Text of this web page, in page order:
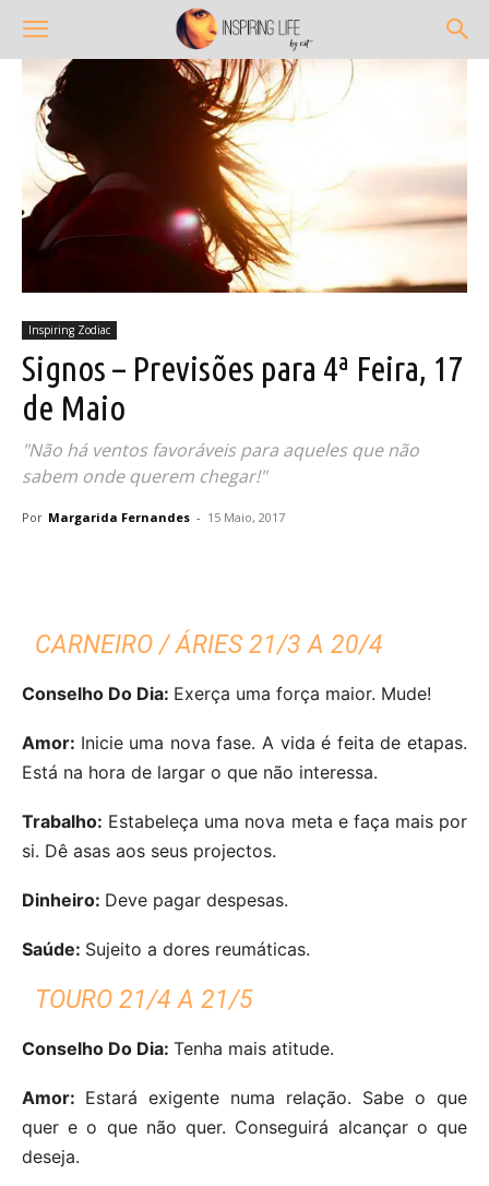
Inspiring Zodiac
Signos – Previsões para 4ª Feira, 17
de Maio
"Não há ventos favoráveis para aqueles que não
sabem onde querem chegar!"
Por Margarida Fernandes - 15 Maio, 2017
CARNEIRO / ÁRIES 21/3 A 20/4
Conselho Do Dia: Exerça uma força maior. Mude!
Amor: Inicie uma nova fase. A vida é feita de etapas.
Está na hora de largar o que não interessa.
Trabalho: Estabeleça uma nova meta e faça mais por
si. Dê asas aos seus projectos.
Dinheiro: Deve pagar despesas.
Saúde: Sujeito a dores reumáticas.
TOURO 21/4 A 21/5
Conselho Do Dia: Tenha mais atitude.
Amor: Estará exigente numa relação. Sabe o que
quer e o que não quer. Conseguirá alcançar o que
deseja.